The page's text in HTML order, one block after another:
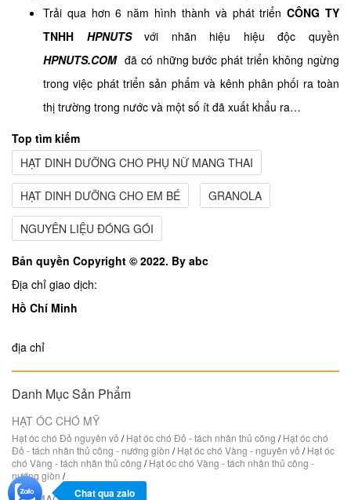
Trải qua hơn 6 năm hình thành và phát triểnCÔNG TY
TNHH HPNUTSvới nhãn hiệu hiệu độc quyền
HPNUTS.COMđã có những bước phát triển không ngừng
trong việc phát triển sản phẩm và kênh phân phối ra toàn
thị trường trong nước và một số ít đã xuất khẩu ra…
Top tìm kiếm
HẠT DINH DƯỠNG CHO PHỤ NỮ MANG THAI
HẠT DINH DƯỠNG CHO EM BÉ GRANOLA
NGUYÊN LIỆU ĐÓNG GÓI
Bản quyền Copyright © 2022. By abc
Địa chỉ giao dịch:
Hồ Chí Minh
địa chỉ
Danh Mục Sản Phẩm
HẠT ÓC CHÓ MỸ
Hạt óc chó Đỏ nguyên vỏ /Hạt óc chó Đỏ - tách nhân thủ công /Hạt óc chó
Đỏ - tách nhân thủ công - nướng giòn /Hạt óc chó Vàng - nguyên vỏ /Hạt óc
chó Vàng - tách nhân thủ công /Hạt óc chó Vàng - tách nhân thủ công -
nướng giòn /
Chat qua zalo